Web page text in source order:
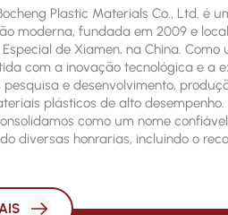
industriais,
desempenho confiável
extremas.
direto da fábrica
personalizáveis
a vários requisitos
da indústria.
Plastic Materials Co., Ltd. é
moderna, fundada em 2009 e
de Xiamen, na China. Como
com a inovação tecnológica e a
pesquisa e desenvolvimento,
plásticos de alto desempenho.
como um nome
diversas honrarias, incluindo o